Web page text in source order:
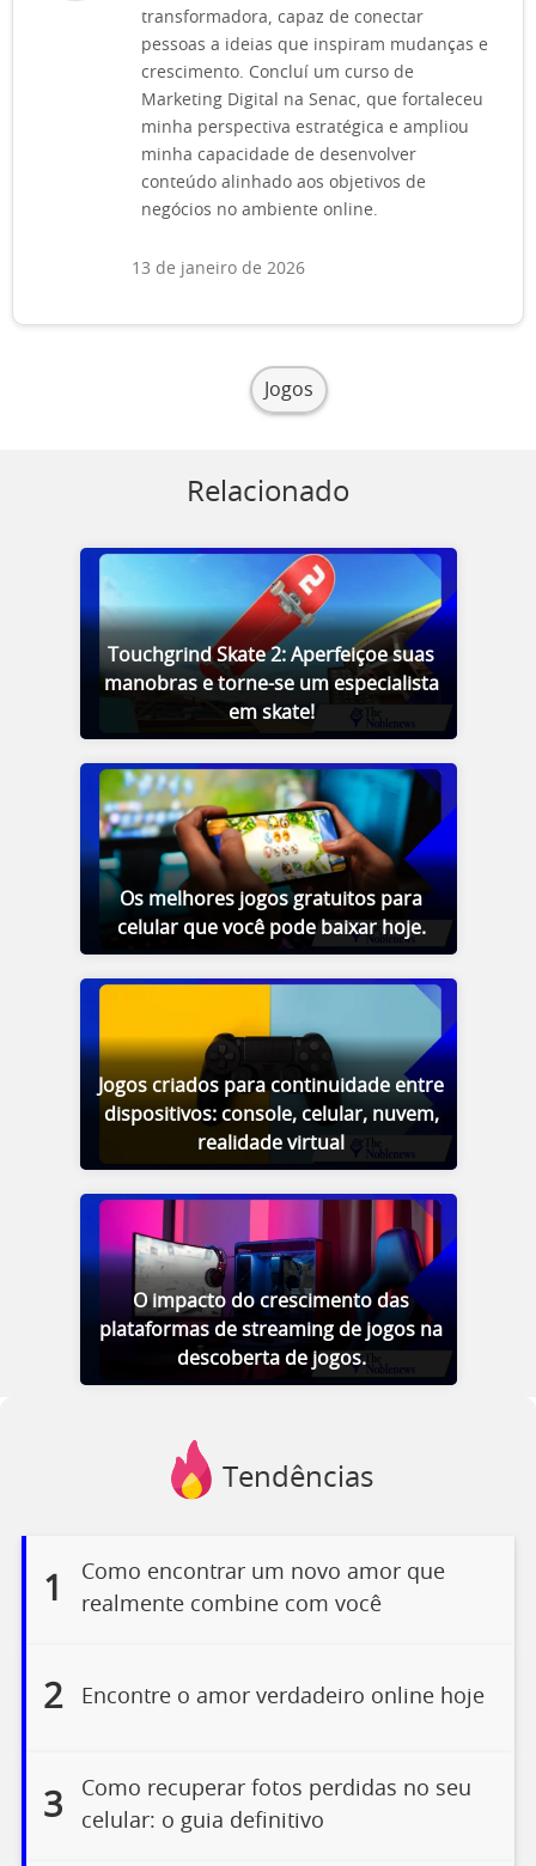
transformadora, capaz de conectar
pessoas a ideias que inspiram mudanças e
crescimento. Concluí um curso de
Marketing Digital na Senac, que fortaleceu
minha perspectiva estratégica e ampliou
minha capacidade de desenvolver
conteúdo alinhado aos objetivos de
negócios no ambiente online.
13 de janeiro de 2026
Jogos
Relacionado
Touchgrind Skate 2: Aperfeiçoe suas
manobras e torne-se um especialista
em skate!
Os melhores jogos gratuitos para
celular que você pode baixar hoje.
Jogos criados para continuidade entre
dispositivos: console, celular, nuvem,
realidade virtual
O impacto do crescimento das
plataformas de streaming de jogos na
descoberta de jogos.
Tendências
1
Como encontrar um novo amor que
realmente combine com você
2 Encontre o amor verdadeiro online hoje
3
Como recuperar fotos perdidas no seu
celular: o guia definitivo